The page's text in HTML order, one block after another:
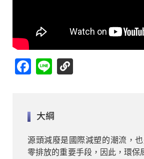
Facebook
Line
大綱
源頭減廢是國際減塑的潮流，
零排放的重要手段，因此，環保